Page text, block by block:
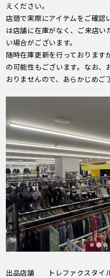
えください。
店頭で実際にアイテムをご確認
は店舗に在庫がなく、ご来店い
い場合がございます。
随時在庫更新を行っております
の可能性もございます。なお、
おりませんので、あらかじめご
出品店舗
トレファクスタイ